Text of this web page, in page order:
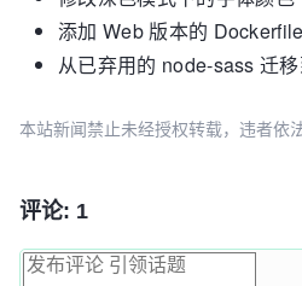
添加 Web 版本的
从已弃用的 node-sass 迁
本站新闻禁止未经授权转载，违者依
评论: 1